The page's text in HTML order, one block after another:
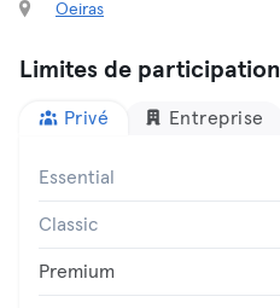
Oeiras
Limites de participation
Privé Entreprise
Essential
Classic
Premium